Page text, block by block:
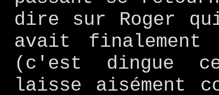
dire sur Roger
avait
(c'est dingue
laisse aisément